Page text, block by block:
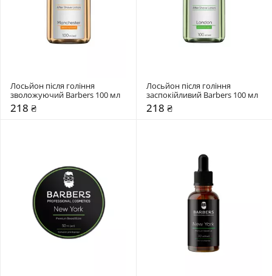
Лосьйон після гоління
зволожуючий Barbers 100 мл
218 ₴
Лосьйон після гоління
заспокійливий Barbers 100 мл
218 ₴